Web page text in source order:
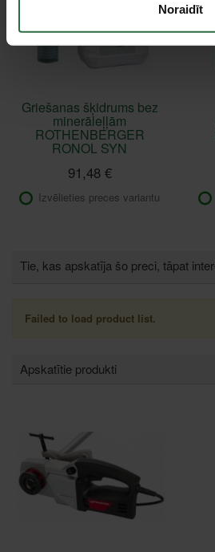
Noraidīt
Griešanas šķidrums bez
minerāleļļām
ROTHENBERGER
RONOL SYN
91,48 €
Izvēlieties preces variantu
Tie, kas apskatīja šo preci, tāpat
Failed to load product list.
Apskatītie produkti